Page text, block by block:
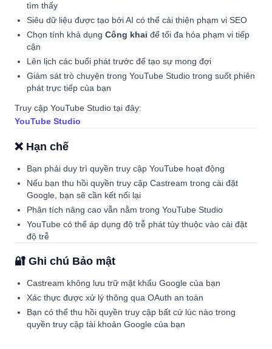
tìm thấy
Siêu dữ liệu được tạo bởi AI có thể cải thiện phạm vi SEO
Chọn tính khả dụng Công khai để tối đa hóa phạm vi tiếp
cận
Lên lịch các buổi phát trước để tạo sự mong đợi
Giám sát trò chuyện trong YouTube Studio trong suốt phiên
phát trực tiếp của bạn
Truy cập YouTube Studio tại đây:
YouTube Studio
❌ Hạn chế
Bạn phải duy trì quyền truy cập YouTube hoạt động
Nếu bạn thu hồi quyền truy cập Castream trong cài đặt
Google, bạn sẽ cần kết nối lại
Phân tích nâng cao vẫn nằm trong YouTube Studio
YouTube có thể áp dụng độ trễ phát tùy thuộc vào cài đặt
độ trễ
🔐 Ghi chú Bảo mật
Castream không lưu trữ mật khẩu Google của bạn
Xác thực được xử lý thông qua OAuth an toàn
Bạn có thể thu hồi quyền truy cập bất cứ lúc nào trong
quyền truy cập tài khoản Google của bạn